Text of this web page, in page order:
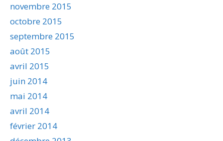
novembre 2015
octobre 2015
septembre 2015
août 2015
avril 2015
juin 2014
mai 2014
avril 2014
février 2014